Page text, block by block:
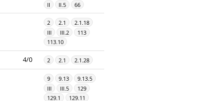
II
II.5 66
2 2.1
2.1.18
III
III.2
113
113.10
4/0 2 2.1 2.1.28
9 9.13
9.13.5
III
III.5
129
129.1
129.11